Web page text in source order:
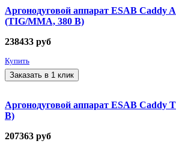
Аргонодуговой аппарат ESAB Caddy
(TIG/MMA, 380 В)
238433 руб
Купить
Заказать в 1 клик
Аргонодуговой аппарат ESAB Caddy
В)
207363 руб